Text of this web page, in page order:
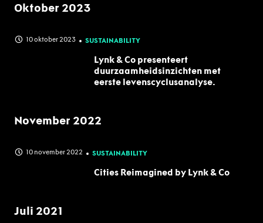
Oktober 2023
10 oktober 2023 SUSTAINABILITY
Lynk & Co presenteert
duurzaamheidsinzichten met
eerste levenscyclusanalyse.
November 2022
10 november 2022 SUSTAINABILITY
Cities Reimagined by Lynk & Co
Juli 2021